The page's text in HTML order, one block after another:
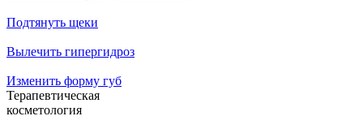
Подтянуть щеки
Вылечить гипергидроз
Изменить форму губ
Терапевтическая
косметология